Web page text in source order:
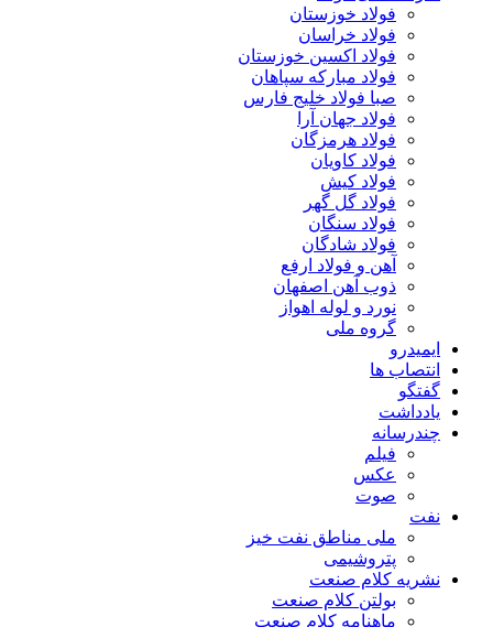
فولاد خوزستان
فولاد خراسان
فولاد اکسین خوزستان
فولاد مبارکه سپاهان
صبا فولاد خلیج فارس
فولاد جهان آرا
فولاد هرمزگان
فولاد کاویان
فولاد کیش
فولاد گل گهر
فولاد سنگان
فولاد شادگان
آهن و فولاد ارفع
ذوب آهن اصفهان
نورد و لوله اهواز
گروه ملی
ایمیدرو
انتصاب ها
گفتگو
یادداشت
چندرسانه
فیلم
عکس
صوت
نفت
ملی مناطق نفت خیز
پتروشیمی
نشریه کلام صنعت
بولتن کلام صنعت
ماهنامه کلام صنعت